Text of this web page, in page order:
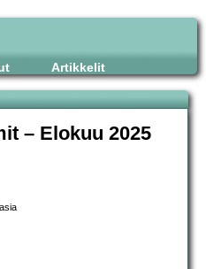
Artikkelit
– Elokuu 2025